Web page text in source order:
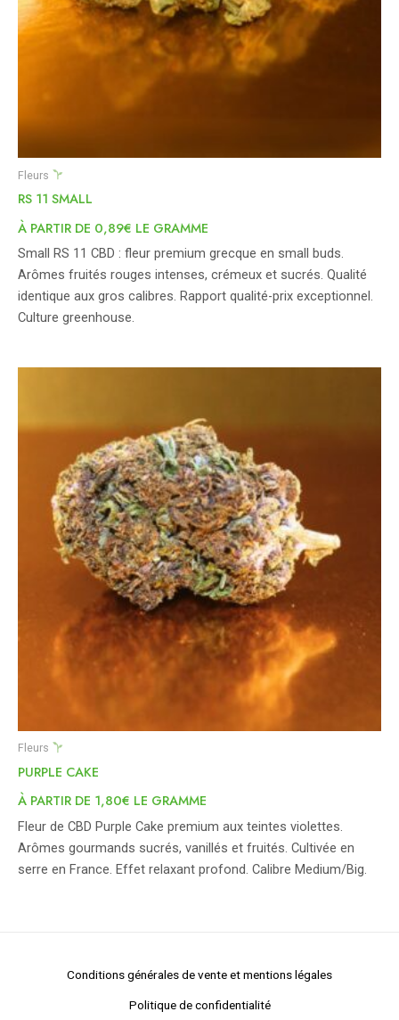
Fleurs
RS 11 SMALL
À PARTIR DE 0,89€ LE GRAMME
Small RS 11 CBD : fleur premium grecque en small buds.
Arômes fruités rouges intenses, crémeux et sucrés. Qualité
identique aux gros calibres. Rapport qualité-prix exceptionnel.
Culture greenhouse.
Fleurs
PURPLE CAKE
À PARTIR DE 1,80€ LE GRAMME
Fleur de CBD Purple Cake premium aux teintes violettes.
Arômes gourmands sucrés, vanillés et fruités. Cultivée en
serre en France. Effet relaxant profond. Calibre Medium/Big.
Conditions générales de vente et mentions légales
Politique de confidentialité